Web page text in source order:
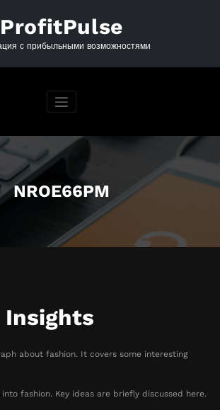
ProfitPulse
с прибыльными возможностями
NROE66PM
Insights
about fashion. It covers some interesting
fashion. Key ideas are briefly discussed here.